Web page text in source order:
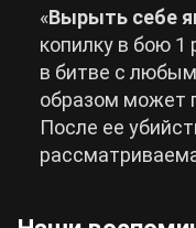
«Вырыть себе
копилку в бою 1
в битве с
образом может
После ее